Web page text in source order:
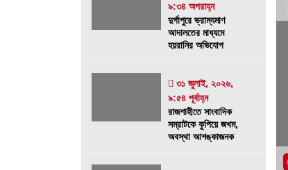
৯:৩৪ অপরাহ্ন
দুর্গাপুরে ভ্রাম্যমাণ
আদালতের মাধ্যমে
হয়রানির অভিযোগ
৩১ জুলাই, ২০২৬,
৯:৫৪ পূর্বাহ্ন
রাজশাহীতে সাংবাদিক
সম্রাটকে কুপিয়ে জখম,
অবস্থা আশঙ্কাজনক